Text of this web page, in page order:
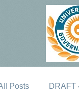
Posts DRAFT